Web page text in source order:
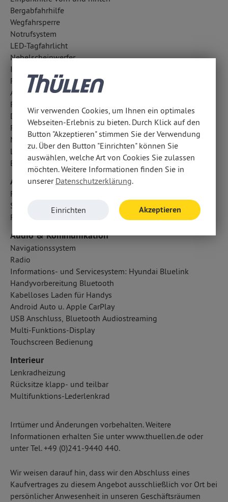
Bergabfahrhilfe
Wegfahrsperre
Notrufsystem
LED-Tagfahrlicht
Nebelscheinwerfer
ISOFIX Kindersitzbefestigung
Regensensor
Aufmerksamkeitsassistent
Reifendruckkontrolle
Diebstahlwarnanlage
Fahrlichtautomatik
Notbremsassistent
LED-Scheinwerfer
Berganfahrhilfe
Airbags
Fondairbags
Seitenairbag vorn
Fahrer- /Beifahrerairbag
Audio & Kommunikation
Navigationssystem
Radio
Informations- und Servicesystem: Hyundai Bluelink
Handyvorbereitung Bluetooth
Kabelloses Laden für Handys
Android Auto u. Apple CarPlay
USB Anschluss, Bluetooth Audiostreaming
Multi-Funktions-Display
Touchscreen Bedienung
Interieur
Lenkradheizung
Rücksitze klapp- und teilbar
Multifunktions-Lederlenkrad
Irrtümer und Änderungen vorbehalten. Weitere
Informationen erhalten Sie unter www.thuellen.de oder
unter Tel. +49 (0)241-9440 440.
Wir weisen darauf hin, dass wir den Abschluss eines
Kaufvertrages zu diesem Angebot ausschließlich vor Ort bei
persönlicher Anwesenheit in unseren Geschäftsräumen
Wir verwenden Cookies, um Ihnen ein optimales
Webseiten-Erlebnis zu bieten. Durch Klick auf den
Button "Akzeptieren" stimmen Sie der Verwendung
zu. Über den Button "Einrichten" können Sie
auswählen, welche Art von Cookies Sie zulassen
möchten. Weitere Informationen finden Sie in
unserer Datenschutzerklärung.
Einrichten Akzeptieren